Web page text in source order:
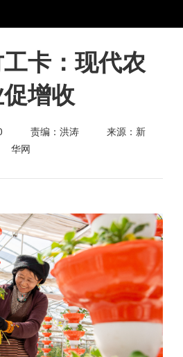
卡：现代农
增收
责编：洪涛
来源：新
华网